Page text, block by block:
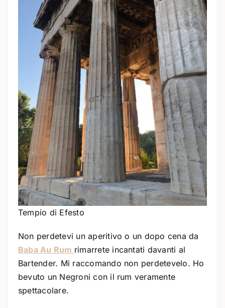
Tempio di Efesto
Non perdetevi un aperitivo o un dopo cena da
Baba Au Rum rimarrete incantati davanti al
Bartender. Mi raccomando non perdetevelo. Ho
bevuto un Negroni con il rum veramente
spettacolare.